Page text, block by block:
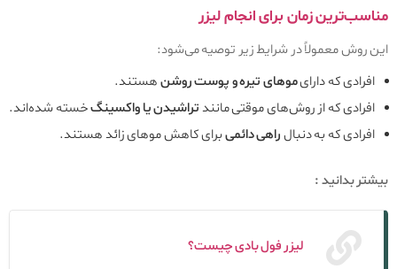
مناسب‌ترین زمان برای انجام لیزر
این روش معمولاً در شرایط زیر توصیه می‌شود:
افرادی که دارایموهای تیره و پوست روشنهستند.
افرادی که از روش‌های موقتی مانندتراشیدن یا واکسینگخسته شده‌اند.
افرادی که به دنبالراهی دائمی‌برای کاهش موهای زائد هستند.
بیشتر بدانید :
لیزر فول بادی چیست؟